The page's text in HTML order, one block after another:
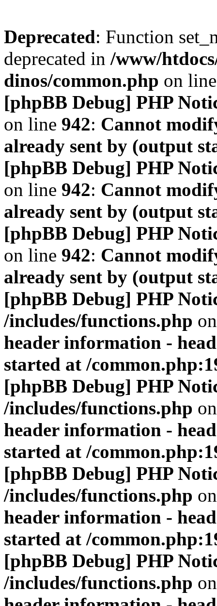
Deprecated: Function
deprecated in /www/
dinos/common.php on
[phpBB Debug] PHP
on line 942: Cannot
already sent by (output
[phpBB Debug] PHP
on line 942: Cannot
already sent by (output
[phpBB Debug] PHP
on line 942: Cannot
already sent by (output
[phpBB Debug] PHP
/includes/functions.php
header information -
started at /
[phpBB Debug] PHP
/includes/functions.php
header information -
started at /
[phpBB Debug] PHP
/includes/functions.php
header information -
started at /
[phpBB Debug] PHP
/includes/functions.php